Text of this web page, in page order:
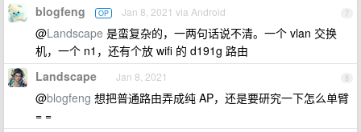
7
blogfeng OP Jan 8, 2021 via Android
@Landscape 是蛮复杂的，一两句话说不清。一个 vlan 交换
机，一个 n1，还有个放 wifi 的 d191g 路由
8
Landscape Jan 8, 2021
@blogfeng 想把普通路由弄成纯 AP，还是要研究一下怎么单臂
= =